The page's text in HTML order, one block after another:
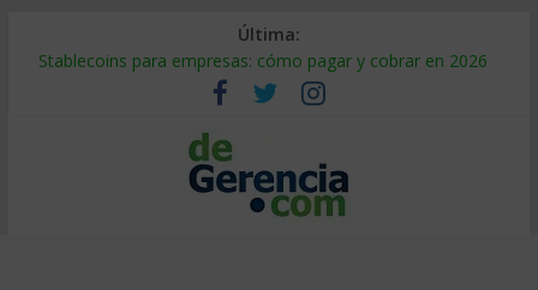
Última:
Stablecoins para empresas: cómo pagar y cobrar en 2026
Despido silencioso: qué es y por qué sale tan caro
IA en selección de personal: cómo auditarla a tiempo
Trabajo forzoso en la cadena de suministro: qué hacer
Mercado hispano de EE. UU.: cómo segmentarlo y venderle